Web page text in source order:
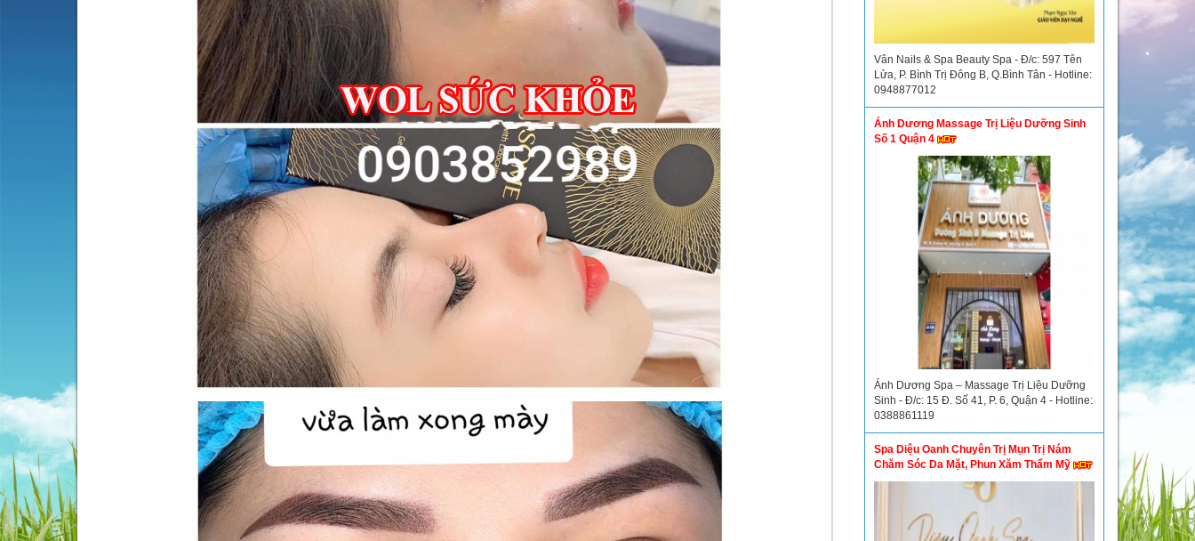
Vân Nails & Spa Beauty Spa - Đ/c: 597 Tên
Lửa, P. Bình Trị Đông B, Q.Bình Tân - Hotline:
0948877012
Ánh Dương Massage Trị Liệu Dưỡng Sinh
Số 1 Quận 4
Ánh Dương Spa – Massage Trị Liệu Dưỡng
Sinh - Đ/c: 15 Đ. Số 41, P. 6, Quận 4 - Hotline:
0388861119
Spa Diệu Oanh Chuyên Trị Mụn Trị Nám
Chăm Sóc Da Mặt, Phun Xăm Thẩm Mỹ